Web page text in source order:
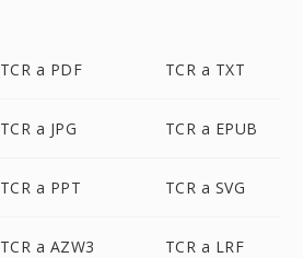
TCR a PDF TCR a TXT
TCR a JPG TCR a EPUB
TCR a PPT TCR a SVG
TCR a AZW3 TCR a LRF